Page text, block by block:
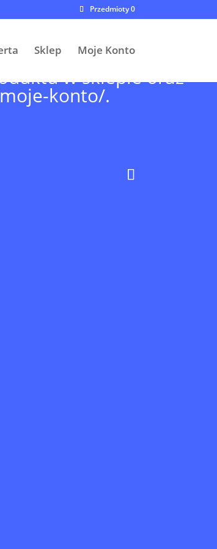
Przedmioty 0
Sklep Moje Konto
w sklepie oraz
konto/.